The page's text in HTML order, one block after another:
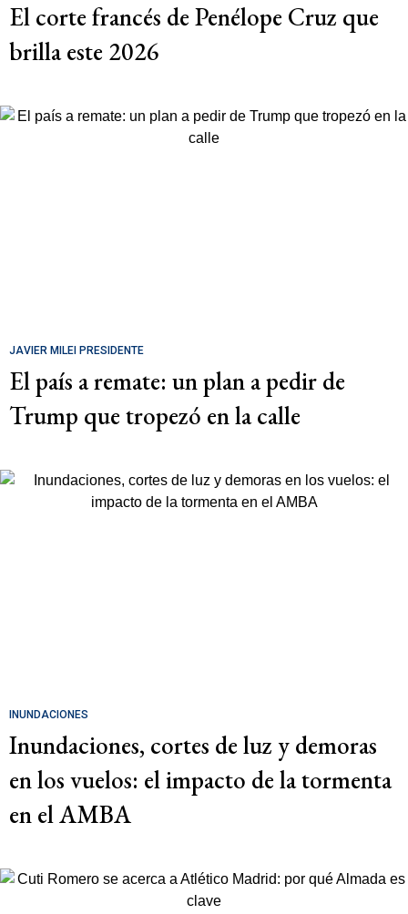
El corte francés de Penélope Cruz que
brilla este 2026
JAVIER MILEI PRESIDENTE
El país a remate: un plan a pedir de
Trump que tropezó en la calle
INUNDACIONES
Inundaciones, cortes de luz y demoras
en los vuelos: el impacto de la tormenta
en el AMBA